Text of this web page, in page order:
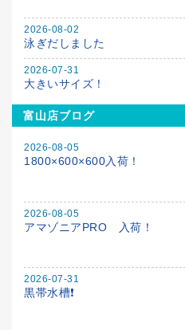
2026-08-02
泳ぎだしました
2026-07-31
大きいサイズ！
富山店ブログ
2026-08-05
1800×600×600入荷！
2026-08-05
アマゾニアPRO 入荷！
2026-07-31
黒帯水槽❗️